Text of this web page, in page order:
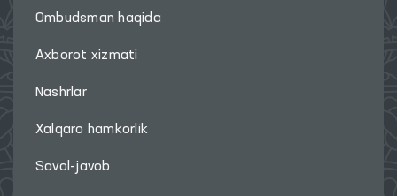
Ombudsman haqida
Axborot xizmati
Nashrlar
Xalqaro hamkorlik
Savol-javob